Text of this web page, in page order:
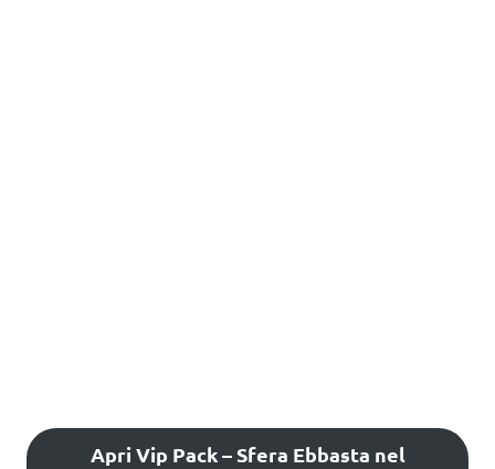
Apri Vip Pack – Sfera Ebbasta nel